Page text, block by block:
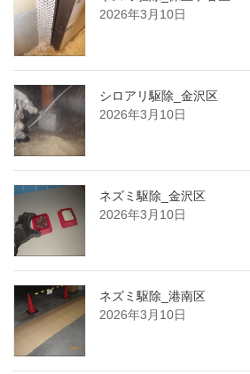
2026年3月10日
シロアリ駆除_金沢区
2026年3月10日
ネズミ駆除_金沢区
2026年3月10日
ネズミ駆除_港南区
2026年3月10日